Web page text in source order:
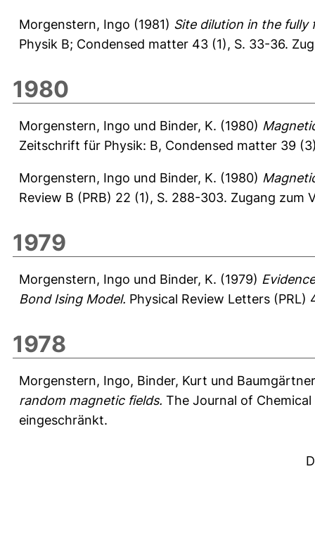
Morgenstern, Ingo (1981) Site dilution in the
Physik B; Condensed matter 43 (1), S. 33-36.
1980
Morgenstern, Ingo und Binder, K. (1980)
Zeitschrift für Physik: B, Condensed matter 39
Morgenstern, Ingo und Binder, K. (1980)
Review B (PRB) 22 (1), S. 288-303. Zugang zum
1979
Morgenstern, Ingo und Binder, K. (1979)
Bond Ising Model. Physical Review Letters (PRL)
1978
Morgenstern, Ingo, Binder, Kurt und
random magnetic fields. The Journal of
eingeschränkt.